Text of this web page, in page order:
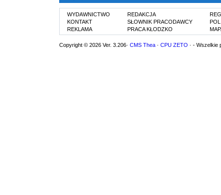
WYDAWNICTWO
KONTAKT
REKLAMA
REDAKCJA
SŁOWNIK PRACODAWCY
PRACA KŁODZKO
Copyright © 2026 Ver. 3.206· CMS Thea · CPU ZETO · - Wszelkie